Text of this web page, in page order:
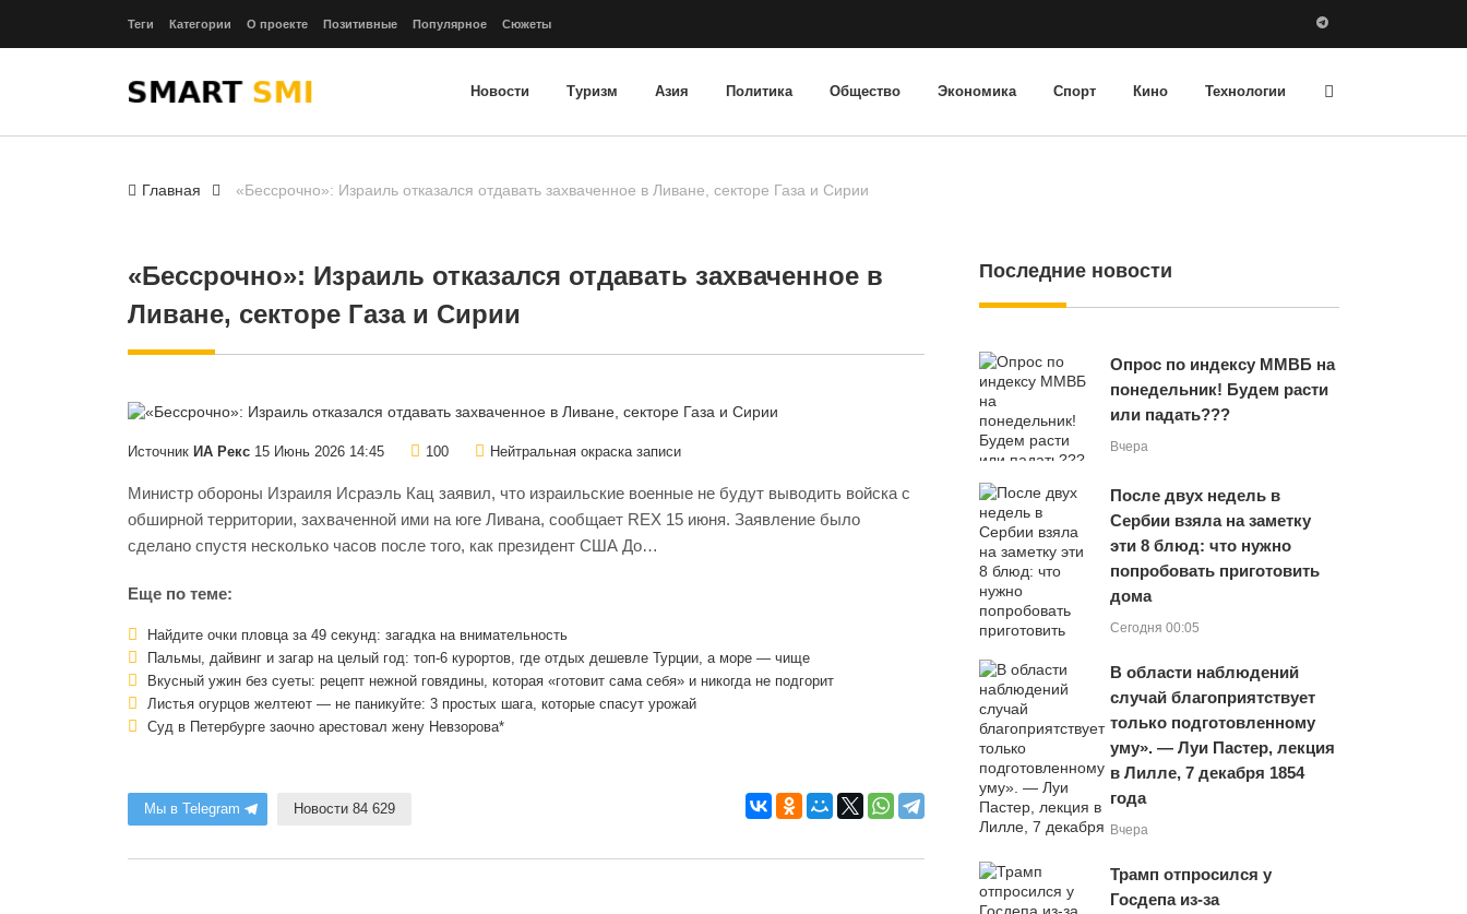
Теги Категории О проекте Позитивные Популярное Сюжеты
Новости Туризм Азия Политика Общество Экономика Спорт Кино Технологии
Главная «Бессрочно»: Израиль отказался отдавать захваченное в Ливане, секторе Газа и Сирии
«Бессрочно»: Израиль отказался отдавать захваченное в
Ливане, секторе Газа и Сирии
Источник ИА Рекс 15 Июнь 2026 14:45 100 Нейтральная окраска записи
Министр обороны Израиля Исраэль Кац заявил, что израильские военные не будут выводить войска с
обширной территории, захваченной ими на юге Ливана, сообщает REX 15 июня. Заявление было
сделано спустя несколько часов после того, как президент США До…
Еще по теме:
Найдите очки пловца за 49 секунд: загадка на внимательность
Пальмы, дайвинг и загар на целый год: топ-6 курортов, где отдых дешевле Турции, а море — чище
Вкусный ужин без суеты: рецепт нежной говядины, которая «готовит сама себя» и никогда не подгорит
Листья огурцов желтеют — не паникуйте: 3 простых шага, которые спасут урожай
Суд в Петербурге заочно арестовал жену Невзорова*
Мы в Telegram Новости 84 629
Последние новости
Опрос по индексу ММВБ на
понедельник! Будем расти
или падать???
Вчера
После двух недель в
Сербии взяла на заметку
эти 8 блюд: что нужно
попробовать приготовить
дома
Сегодня 00:05
В области наблюдений
случай благоприятствует
только подготовленному
уму». — Луи Пастер, лекция
в Лилле, 7 декабря 1854
года
Вчера
Трамп отпросился у
Госдепа из-за